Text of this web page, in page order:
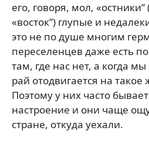
его, говоря, мол,
«восток”) глупые и
это не по душе многим
переселенцев даже есть
там, где нас нет, а когда
рай отодвигается на такое
Поэтому у них часто
настроение и они чаще
стране, откуда уехали.